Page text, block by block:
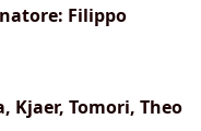
Filippo
Kjaer, Tomori, Theo